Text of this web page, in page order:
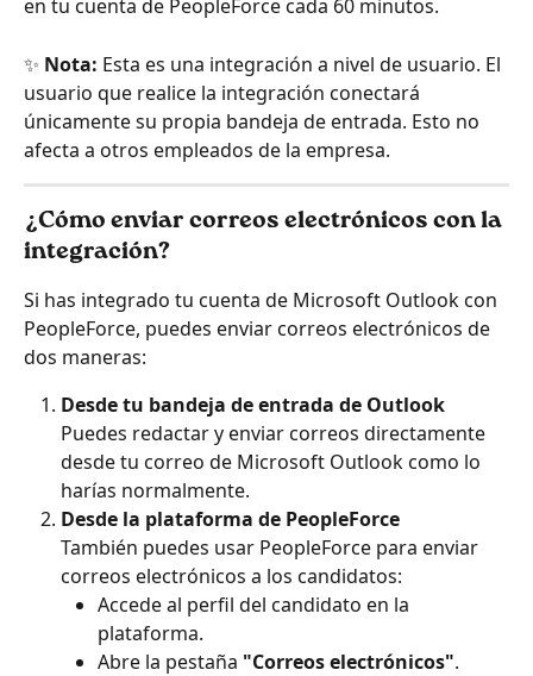
en tu cuenta de PeopleForce cada 60 minutos.
✨ Nota: Esta es una integración a nivel de usuario. El
usuario que realice la integración conectará
únicamente su propia bandeja de entrada. Esto no
afecta a otros empleados de la empresa.
¿Cómo enviar correos electrónicos con la
integración?
Si has integrado tu cuenta de Microsoft Outlook con
PeopleForce, puedes enviar correos electrónicos de
dos maneras:
Desde tu bandeja de entrada de Outlook
Puedes redactar y enviar correos directamente
desde tu correo de Microsoft Outlook como lo
harías normalmente.
Desde la plataforma de PeopleForce
También puedes usar PeopleForce para enviar
correos electrónicos a los candidatos:
Accede al perfil del candidato en la
plataforma.
Abre la pestaña "Correos electrónicos".